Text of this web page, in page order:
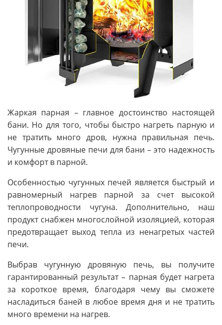
Жаркая парная – главное достоинство настоящей
бани. Но для того, чтобы быстро нагреть парную и
не тратить много дров, нужна правильная печь.
Чугунные дровяные печи для бани – это надежность
и комфорт в парной.
Особенностью чугунных печей является быстрый и
равномерный нагрев парной за счет высокой
теплопроводности чугуна. Дополнительно, наш
продукт снабжен многослойной изоляцией, которая
предотвращает выход тепла из ненагретых частей
печи.
Выбрав чугунную дровяную печь, вы получите
гарантированный результат – парная будет нагрета
за короткое время, благодаря чему вы сможете
насладиться баней в любое время дня и не тратить
много времени на нагрев.